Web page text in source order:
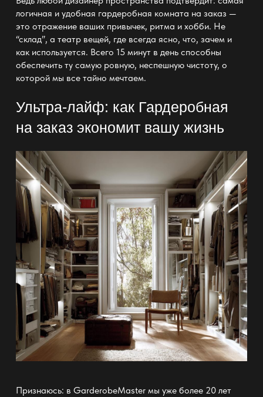
логичная и удобная гардеробная комната на заказ —
это отражение ваших привычек, ритма и хобби. Не
“склад”, а театр вещей, где всегда ясно, что, зачем и
как используется. Всего 15 минут в день способны
обеспечить ту самую ровную, неспешную чистоту, о
которой мы все тайно мечтаем.
Ультра-лайф: как Гардеробная
на заказ экономит вашу жизнь
Признаюсь: в GarderobeMasterмы уже более 20 лет